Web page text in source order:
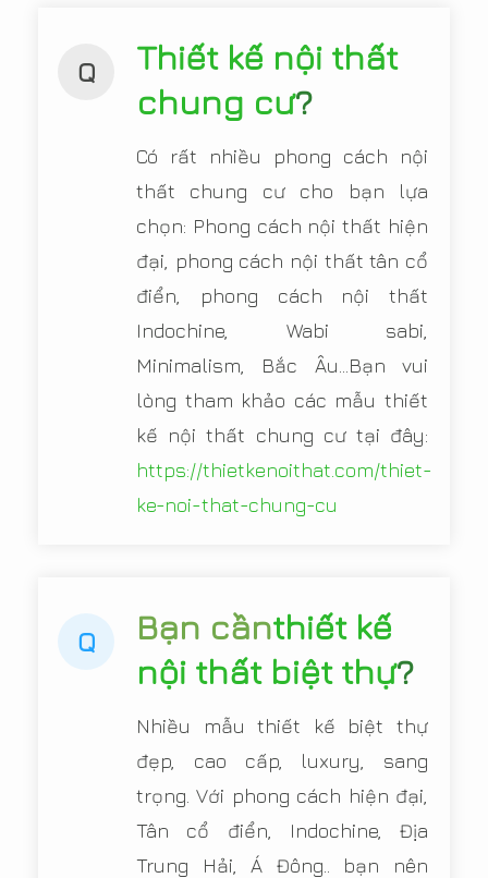
Q
Thiết kế nội thất
chung cư?
Có rất nhiều phong cách nội
thất chung cư cho bạn lựa
chọn: Phong cách nội thất hiện
đại, phong cách nội thất tân cổ
điển, phong cách nội thất
Indochine, Wabi sabi,
Minimalism, Bắc Âu...Bạn vui
lòng tham khảo các mẫu thiết
kế nội thất chung cư tại đây:
https://thietkenoithat.com/thiet-
ke-noi-that-chung-cu
Q Bạn cầnthiết kế
nội thất biệt thự?
Nhiều mẫu thiết kế biệt thự
đẹp, cao cấp, luxury, sang
trọng. Với phong cách hiện đại,
Tân cổ điển, Indochine, Địa
Trung Hải, Á Đông.. bạn nên